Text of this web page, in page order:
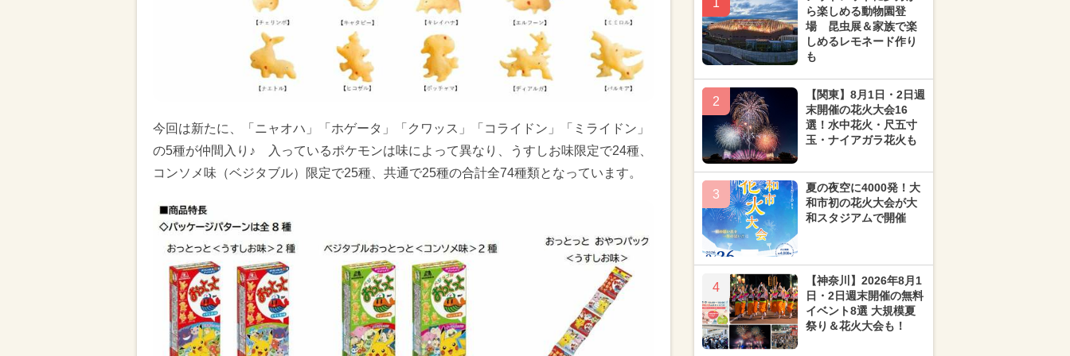
今回は新たに、「ニャオハ」「ホゲータ」「クワッス」「コライドン」「ミライドン」
の5種が仲間入り♪ 入っているポケモンは味によって異なり、うすしお味限定で24種、
コンソメ味（ベジタブル）限定で25種、共通で25種の合計全74種類となっています。
ら楽しめる動物園登
場 昆虫展＆家族で楽
しめるレモネード作り
も
2
【関東】8月1日・2日週
末開催の花火大会16
選！水中花火・尺五寸
玉・ナイアガラ花火も
3
夏の夜空に4000発！大
和市初の花火大会が大
和スタジアムで開催
4
【神奈川】2026年8月1
日・2日週末開催の無料
イベント8選 大規模夏
祭り＆花火大会も！